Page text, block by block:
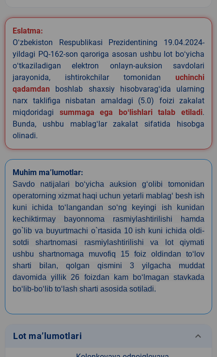
Eslatma:
Oʻzbekiston Respublikasi Prezidentining 19.04.2024-
yildagi PQ-162-son qaroriga asosan ushbu lot boʻyicha
oʻtkaziladigan elektron onlayn-auksion savdolari
jarayonida, ishtirokchilar tomonidan uchinchi
qadamdan boshlab shaxsiy hisobvaragʻida ularning
narx taklifiga nisbatan amaldagi (5.0) foizi zakalat
miqdoridagi summaga ega boʻlishlari talab etiladi.
Bunda, ushbu mablagʻlar zakalat sifatida hisobga
olinadi.
Muhim ma’lumotlar:
Savdo natijalari bo‘yicha auksion g‘olibi tomonidan
operatorning xizmat haqi uchun yetarli mablag‘ besh ish
kuni ichida to‘langandan so‘ng keyingi ish kunidan
kechiktirmay bayonnoma rasmiylashtirilishi hamda
go`lib va buyurtmachi o`rtasida 10 ish kuni ichida oldi-
sotdi shartnomasi rasmiylashtirilishi va lot qiymati
ushbu shartnomaga muvofiq 15 foiz oldindan toʻlov
sharti bilan, qolgan qismini 3 yilgacha muddat
davomida yillik 26 foizdan kam boʻlmagan stavkada
boʻlib-boʻlib toʻlash sharti asosida sotiladi.
Lot ma’lumotlari keyboard_arrow_down